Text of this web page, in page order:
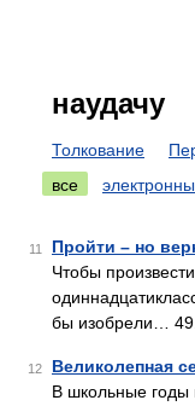
наудачу
Толкование
все
11 Пройти – но
Чтобы
бы изобрели…
12 Великолепная
В школьные годы